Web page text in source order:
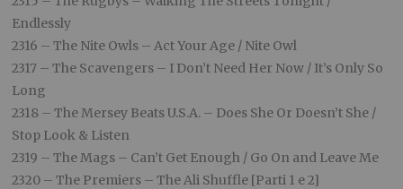
Endlessly
2316 – The Nite Owls – Act Your Age / Nite Owl
2317 – The Scavengers – I Don’t Need Her Now / It’s Only So
Long
2318 – The Mersey Beats U.S.A. – Does She Or Doesn’t She /
Stop Look & Listen
2319 – The Mags – Can’t Get Enough / Go On and Leave Me
2320 – The Premiers – The Ali Shuffle [Parti 1 e 2]